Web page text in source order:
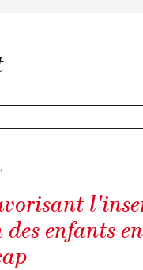
enfants